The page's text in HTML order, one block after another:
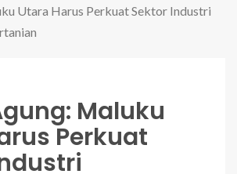
Utara Harus Perkuat Sektor Industri
Maluku
Perkuat